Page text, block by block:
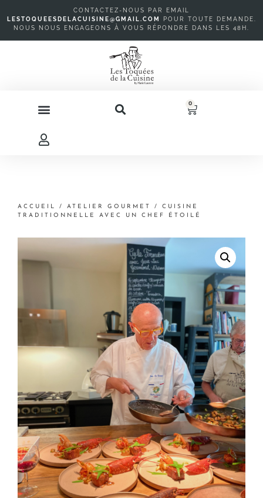
CONTACTEZ-NOUS PAR EMAIL
LESTOQUEESDELACUISINE@GMAIL.COM
POUR TOUTE DEMANDE.
NOUS NOUS ENGAGEONS À VOUS RÉPONDRE DANS LES 48H.
0
ACCUEIL / ATELIER GOURMET
/ CUISINE
TRADITIONNELLE AVEC UN CHEF ÉTOILÉ